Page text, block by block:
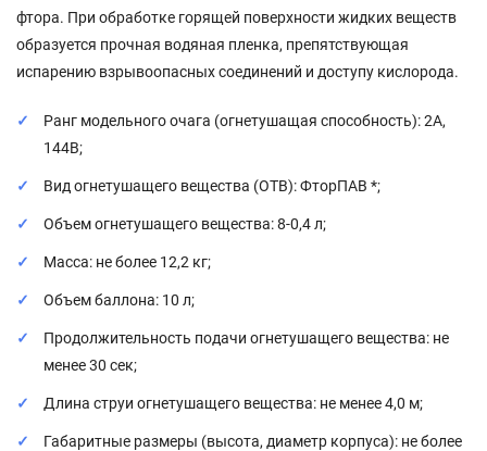
фтора. При обработке горящей поверхности жидких веществ
образуется прочная водяная пленка, препятствующая
испарению взрывоопасных соединений и доступу кислорода.
Ранг модельного очага (огнетушащая способность): 2A,
144В;
Вид огнетушащего вещества (ОТВ): ФторПАВ *;
Объем огнетушащего вещества: 8-0,4 л;
Масса: не более 12,2 кг;
Объем баллона: 10 л;
Продолжительность подачи огнетушащего вещества: не
менее 30 сек;
Длина струи огнетушащего вещества: не менее 4,0 м;
Габаритные размеры (высота, диаметр корпуса): не более